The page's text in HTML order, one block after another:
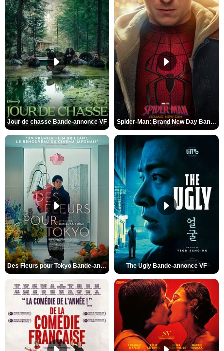
Jour de chasse Bande-annonce VF Spider-Man: Brand New Day Bande-annonce (3) VO STFR
Des Fleurs pour Tokyo Bande-annonce VO STFR The Ugly Bande-annonce VF